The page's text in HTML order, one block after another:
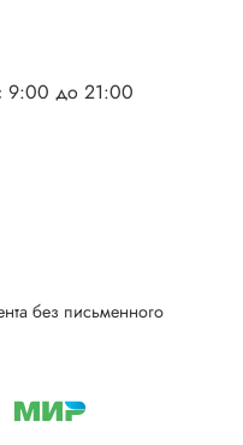
9:00 до 21:00
без письменного